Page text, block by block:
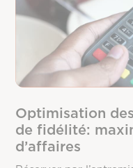
Optimisation
de fidélité:
d’affaires